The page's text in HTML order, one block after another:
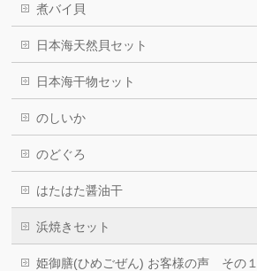
煮バイ貝
日本海天然貝セット
日本海干物セット
のしいか
のどぐろ
はたはた醤油干
浜焼きセット
姫御膳(ひめごぜん) お客様の声 その１